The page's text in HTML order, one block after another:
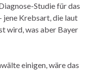
Studie für das
Krebsart, die laut
wird, was aber Bayer
einigen, wäre das